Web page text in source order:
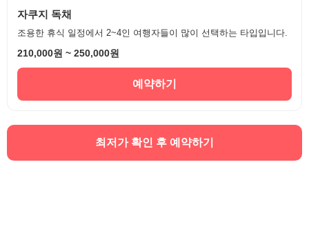
자쿠지 독채
조용한 휴식 일정에서 2~4인 여행자들이 많이 선택하는 타입입니다.
210,000원 ~ 250,000원
예약하기
최저가 확인 후 예약하기